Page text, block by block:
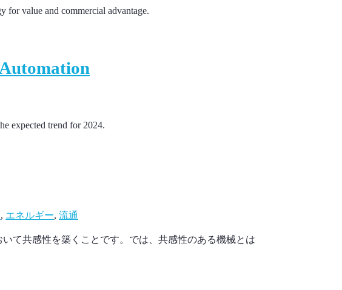
for value and commercial advantage.
expected trend for 2024.
, エネルギー, 流通
て共感性を築くことです。では、共感性のある機械とは